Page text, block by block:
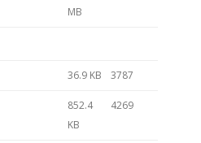
MB
36.9 KB 3787
852.4
KB
4269